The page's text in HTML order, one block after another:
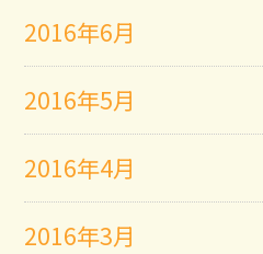
2016年6月
2016年5月
2016年4月
2016年3月